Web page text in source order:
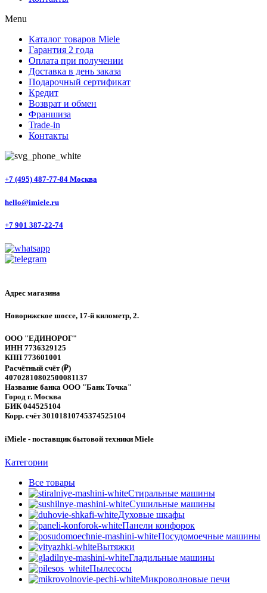
Menu
Каталог товаров Miele
Гарантия 2 года
Оплата при получении
Доставка в день заказа
Подарочный сертификат
Кредит
Возврат и обмен
Франшиза
Trade-in
Контакты
+7 (495) 487-77-84 Москва
hello@imiele.ru
+7 901 387-22-74
Адрес магазина
Новорижское шоссе, 17-й километр, 2.
ООО "ЕДИНОРОГ"
ИНН 7736329125
КПП 773601001
Расчётный счёт (₽)
40702810802500081137
Название банка ООО "Банк Точка"
Город г. Москва
БИК 044525104
Корр. счёт 30101810745374525104
iMiele - поставщик бытовой техники Miele
Категории
Все товары
Стиральные машины
Сушильные машины
Духовые шкафы
Панели конфорок
Посудомоечные машины
Вытяжки
Гладильные машины
Пылесосы
Микроволновые печи